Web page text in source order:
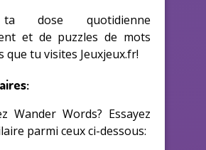
dose quotidienne
et de puzzles de mots
que tu visites Jeuxjeux.fr!
Wander Words? Essayez
parmi ceux ci-dessous: